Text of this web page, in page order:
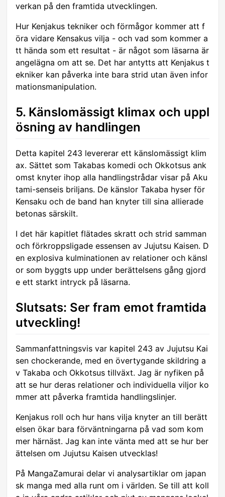
verkan på den framtida utvecklingen.
Hur Kenjakus tekniker och förmågor kommer att f
öra vidare Kensakus vilja - och vad som kommer a
tt hända som ett resultat - är något som läsarna är
angelägna om att se. Det har antytts att Kenjakus t
ekniker kan påverka inte bara strid utan även infor
mationsmanipulation.
5. Känslomässigt klimax och uppl
ösning av handlingen
Detta kapitel 243 levererar ett känslomässigt klim
ax. Sättet som Takabas komedi och Okkotsus ank
omst knyter ihop alla handlingstrådar visar på Aku
tami-senseis briljans. De känslor Takaba hyser för
Kensaku och de band han knyter till sina allierade
betonas särskilt.
I det här kapitlet flätades skratt och strid samman
och förkroppsligade essensen av Jujutsu Kaisen. D
en explosiva kulminationen av relationer och känsl
or som byggts upp under berättelsens gång gjord
e ett starkt intryck på läsarna.
Slutsats: Ser fram emot framtida
utveckling!
Sammanfattningsvis var kapitel 243 av Jujutsu Kai
sen chockerande, med en övertygande skildring a
v Takaba och Okkotsus tillväxt. Jag är nyfiken på
att se hur deras relationer och individuella viljor ko
mmer att påverka framtida handlingslinjer.
Kenjakus roll och hur hans vilja knyter an till berätt
elsen ökar bara förväntningarna på vad som kom
mer härnäst. Jag kan inte vänta med att se hur ber
ättelsen om Jujutsu Kaisen utvecklas!
På MangaZamurai delar vi analysartiklar om japan
sk manga med alla runt om i världen. Se till att koll